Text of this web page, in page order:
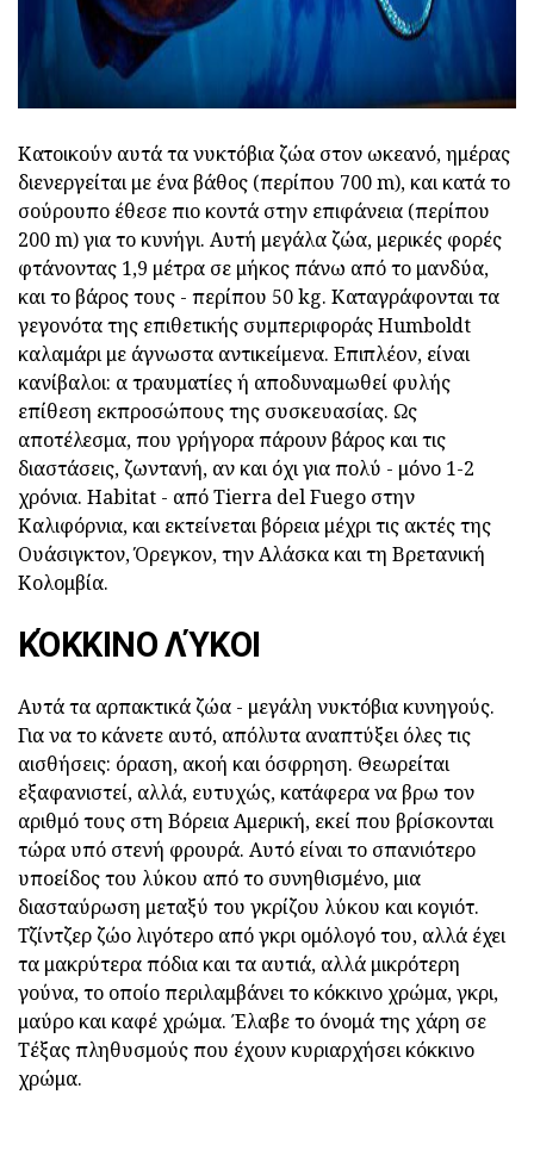
Κατοικούν αυτά τα νυκτόβια ζώα στον ωκεανό, ημέρας
διενεργείται με ένα βάθος (περίπου 700 m), και κατά το
σούρουπο έθεσε πιο κοντά στην επιφάνεια (περίπου
200 m) για το κυνήγι. Αυτή μεγάλα ζώα, μερικές φορές
φτάνοντας 1,9 μέτρα σε μήκος πάνω από το μανδύα,
και το βάρος τους - περίπου 50 kg. Καταγράφονται τα
γεγονότα της επιθετικής συμπεριφοράς Humboldt
καλαμάρι με άγνωστα αντικείμενα. Επιπλέον, είναι
κανίβαλοι: α τραυματίες ή αποδυναμωθεί φυλής
επίθεση εκπροσώπους της συσκευασίας. Ως
αποτέλεσμα, που γρήγορα πάρουν βάρος και τις
διαστάσεις, ζωντανή, αν και όχι για πολύ - μόνο 1-2
χρόνια. Habitat - από Tierra del Fuego στην
Καλιφόρνια, και εκτείνεται βόρεια μέχρι τις ακτές της
Ουάσιγκτον, Όρεγκον, την Αλάσκα και τη Βρετανική
Κολομβία.
ΚΌΚΚΙΝΟ ΛΎΚΟΙ
Αυτά τα αρπακτικά ζώα - μεγάλη νυκτόβια κυνηγούς.
Για να το κάνετε αυτό, απόλυτα αναπτύξει όλες τις
αισθήσεις: όραση, ακοή και όσφρηση. Θεωρείται
εξαφανιστεί, αλλά, ευτυχώς, κατάφερα να βρω τον
αριθμό τους στη Βόρεια Αμερική, εκεί που βρίσκονται
τώρα υπό στενή φρουρά. Αυτό είναι το σπανιότερο
υποείδος του λύκου από το συνηθισμένο, μια
διασταύρωση μεταξύ του γκρίζου λύκου και κογιότ.
Τζίντζερ ζώο λιγότερο από γκρι ομόλογό του, αλλά έχει
τα μακρύτερα πόδια και τα αυτιά, αλλά μικρότερη
γούνα, το οποίο περιλαμβάνει το κόκκινο χρώμα, γκρι,
μαύρο και καφέ χρώμα. Έλαβε το όνομά της χάρη σε
Τέξας πληθυσμούς που έχουν κυριαρχήσει κόκκινο
χρώμα.